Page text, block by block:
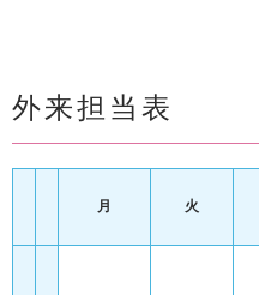
外来担当表
月 火